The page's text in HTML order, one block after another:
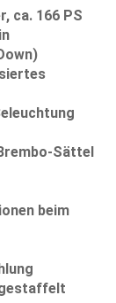
ca. 166 PS
Sättel
beim